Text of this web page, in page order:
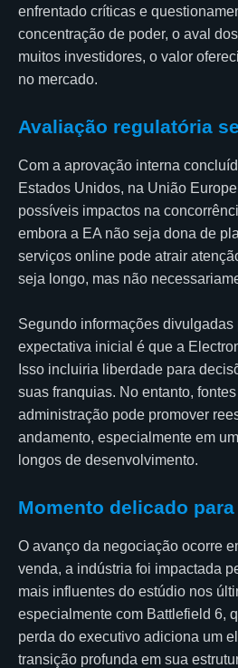
enfrentado críticas e
concentração de poder, o aval
muitos investidores, o valor
no mercado.
Avaliação regulatória
Com a aprovação interna
Estados Unidos, na União
possíveis impactos na
embora a EA não seja dona de
serviços online pode atrair
seja longo, mas não
Segundo informações
expectativa inicial é que a
Isso incluiria liberdade para
suas franquias. No entanto,
administração pode promover
andamento, especialmente em
longos de desenvolvimento.
Momento delicado
O avanço da negociação ocorre
venda, a indústria foi impactada
mais influentes do estúdio nos
especialmente com Battlefield 6,
perda do executivo adiciona um
transição profunda em sua